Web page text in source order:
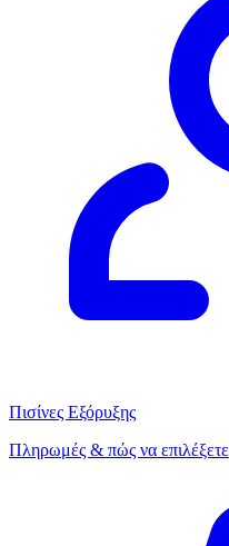
Πισίνες Εξόρυξης
Πληρωμές & πώς να επιλέξετε